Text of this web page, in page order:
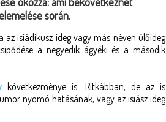
során.
isiádikusz ideg vagy más néven ülőideg
a negyedik ágyéki és a második
következménye is. Ritkábban, de az is
nyomó hatásának, vagy az isiász ideg